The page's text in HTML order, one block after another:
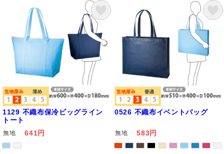
1129 不織布保冷ビッグライン
トート
無地 641円
0526 不織布イベントバッグ
無地 583円